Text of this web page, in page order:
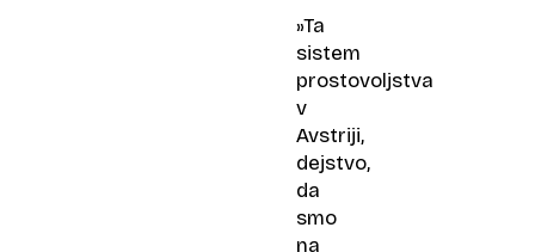
»Ta
sistem
prostovoljstva
v
Avstriji,
dejstvo,
da
smo
na